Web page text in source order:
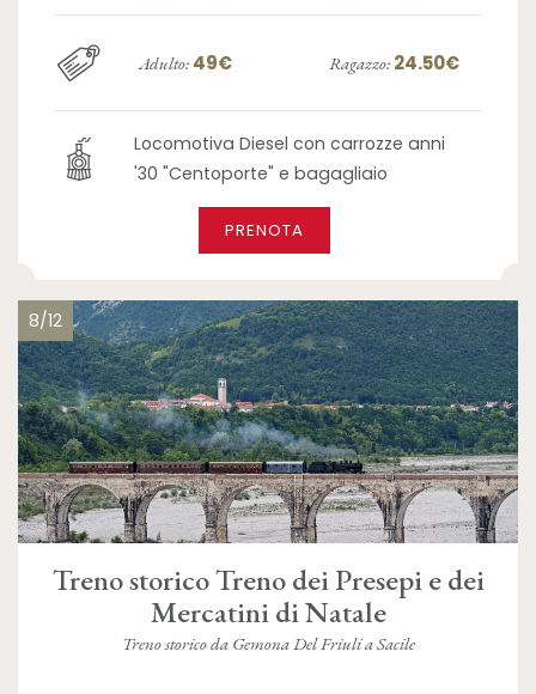
Adulto: 49€ Ragazzo: 24.50€
Locomotiva Diesel con carrozze anni
'30 "Centoporte" e bagagliaio
PRENOTA
8/12
Treno storico Treno dei Presepi e dei
Mercatini di Natale
Treno storico da Gemona Del Friuli a Sacile